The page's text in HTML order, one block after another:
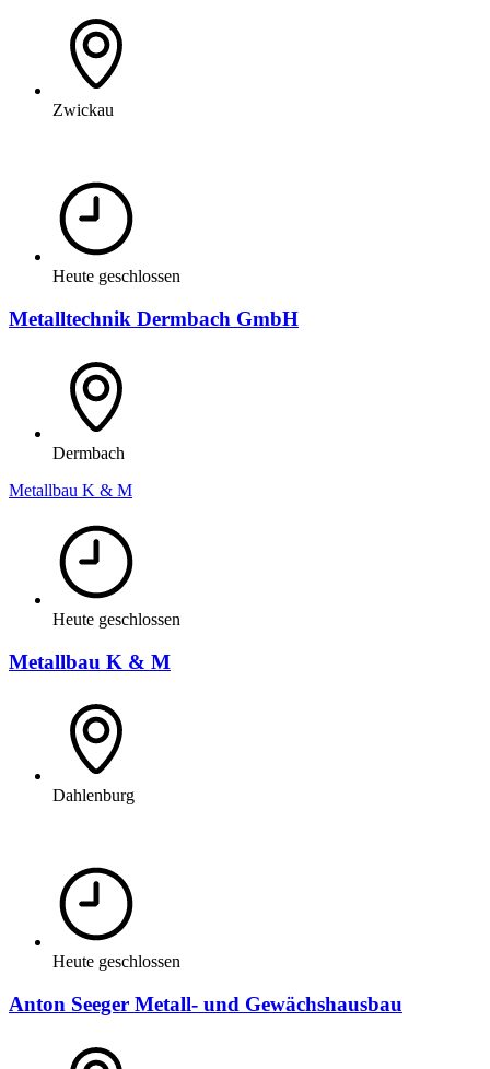
Zwickau
Heute geschlossen
Metalltechnik Dermbach GmbH
Dermbach
Metallbau K & M
Heute geschlossen
Metallbau K & M
Dahlenburg
Heute geschlossen
Anton Seeger Metall- und Gewächshausbau